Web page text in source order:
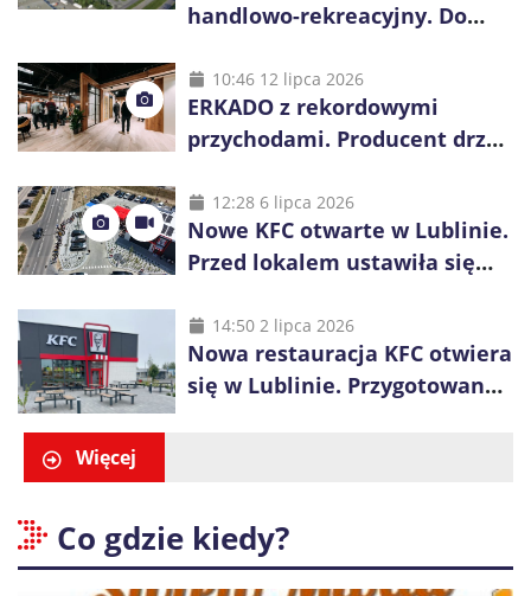
handlowo-rekreacyjny. Do
10:46 12 lipca 2026
ERKADO z rekordowymi
przychodami. Producent drzwi
inwestycje
12:28 6 lipca 2026
Nowe KFC otwarte w Lublinie.
Przed lokalem ustawiła się
14:50 2 lipca 2026
Nowa restauracja KFC otwiera
się w Lublinie. Przygotowano
Więcej
Co gdzie kiedy?